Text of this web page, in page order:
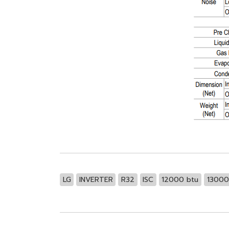
LG INVERTER R32 ISC 12000 btu